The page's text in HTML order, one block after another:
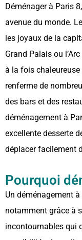
Déménager à Paris
avenue du monde.
les joyaux de la
Grand Palais ou
à la fois
renferme de
des bars et des
déménagement à
excellente desserte
déplacer facilement
Pourquoi
Un déménagement
notamment grâce à
incontournables qui